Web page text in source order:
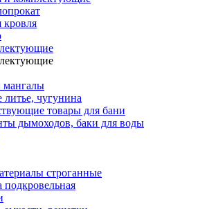
кровля
мангалы
литье, чугунина
товары для бани
дымоходов, баки для воды
строганные
подкровельная